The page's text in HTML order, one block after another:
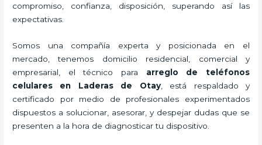
compromiso, confianza, disposición, superando así las
expectativas.
Somos una compañía experta y posicionada en el
mercado, tenemos domicilio residencial, comercial y
empresarial, el técnico para arreglo de teléfonos
celulares en Laderas de Otay, está respaldado y
certificado por medio de profesionales experimentados
dispuestos a solucionar, asesorar, y despejar dudas que se
presenten a la hora de diagnosticar tu dispositivo.